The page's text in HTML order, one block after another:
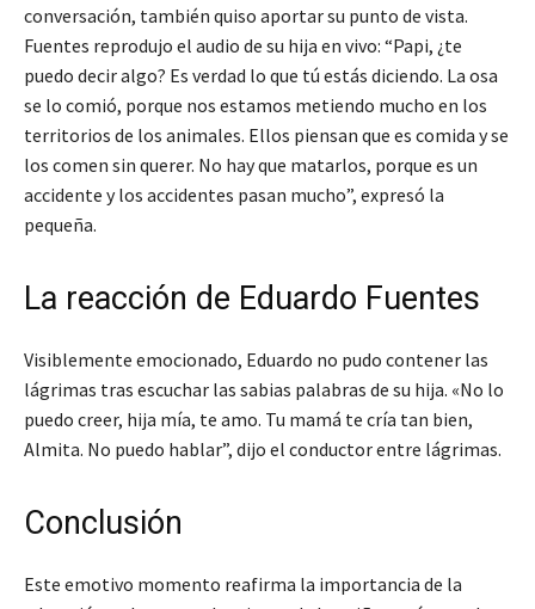
conversación, también quiso aportar su punto de vista.
Fuentes reprodujo el audio de su hija en vivo: “Papi, ¿te
puedo decir algo? Es verdad lo que tú estás diciendo. La osa
se lo comió, porque nos estamos metiendo mucho en los
territorios de los animales. Ellos piensan que es comida y se
los comen sin querer. No hay que matarlos, porque es un
accidente y los accidentes pasan mucho”, expresó la
pequeña.
La reacción de Eduardo Fuentes
Visiblemente emocionado, Eduardo no pudo contener las
lágrimas tras escuchar las sabias palabras de su hija. «No lo
puedo creer, hija mía, te amo. Tu mamá te cría tan bien,
Almita. No puedo hablar”, dijo el conductor entre lágrimas.
Conclusión
Este emotivo momento reafirma la importancia de la